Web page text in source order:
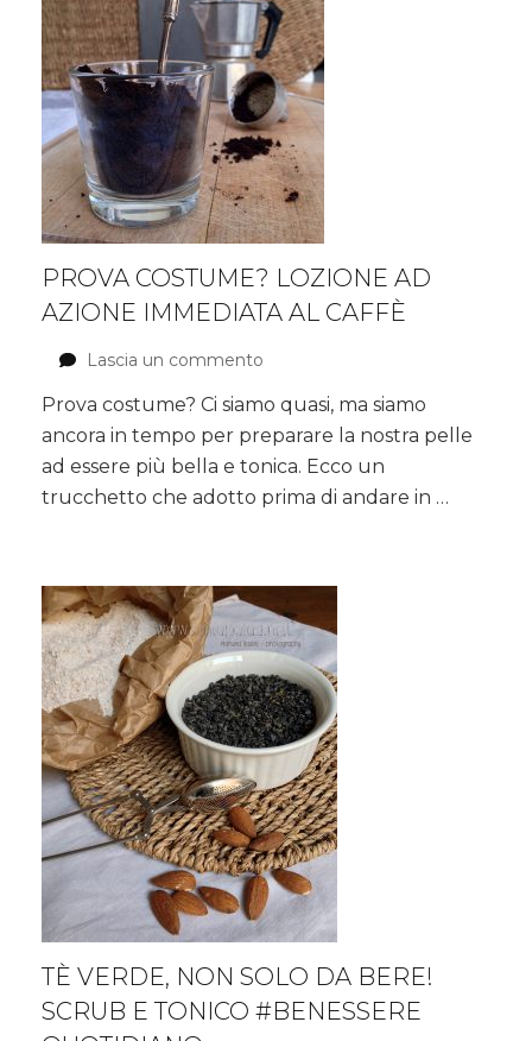
PROVA COSTUME? LOZIONE AD
AZIONE IMMEDIATA AL CAFFÈ
Lascia un commento
costume?
Lozione
ad
azione
immediata
Prova costume? Ci siamo quasi, ma siamo
ancora in tempo per preparare la nostra pelle
ad essere più bella e tonica. Ecco un
trucchetto che adotto prima di andare in …
TÈ VERDE, NON SOLO DA BERE!
SCRUB E TONICO #BENESSERE